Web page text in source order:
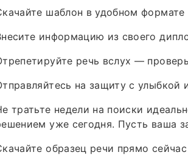
шаблон в удобном формате
информацию из своего
речь вслух —
на защиту с улыбкой
тратьте недели на поиски
уже сегодня. Пусть ваша
образец речи прямо